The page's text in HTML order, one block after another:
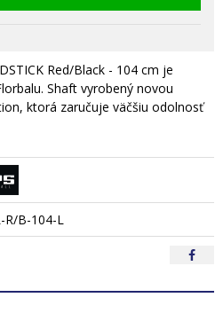
Red/Black - 104 cm je
Shaft vyrobený novou
ktorá zaručuje väčšiu odolnosť
R/B-104-L